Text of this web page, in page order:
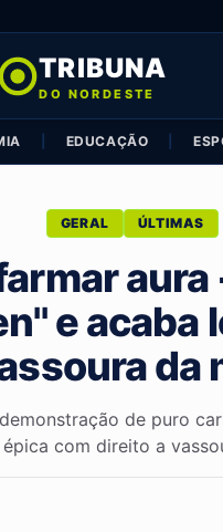
TRIBUNA
DO NORDESTE
EDUCAÇÃO
GERAL ÚLTIMAS
aura
e acaba
da
de puro
com direito a